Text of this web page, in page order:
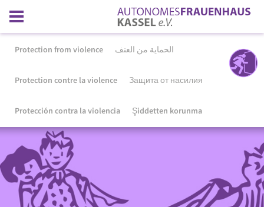
Protection from violence الحماية من العنف
Protection contre la violence Защита от насилия
Protección contra la violencia Şiddetten korunma